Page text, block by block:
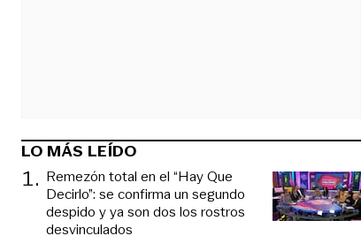
LO MÁS LEÍDO
1. Remezón total en el “Hay Que
Decirlo”: se confirma un segundo
despido y ya son dos los rostros
desvinculados